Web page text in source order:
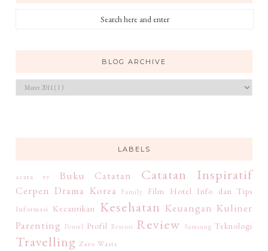
BLOG ARCHIVE
LABELS
acara tv Buku Catatan Catatan Inspiratif
Cerpen Drama Korea Family Film Hotel Info dan Tips
Informasi Kecantikan Kesehatan Keuangan Kuliner
Parenting Ponsel Profil Resensi Review Samsung Teknologi
Travelling Zero Waste